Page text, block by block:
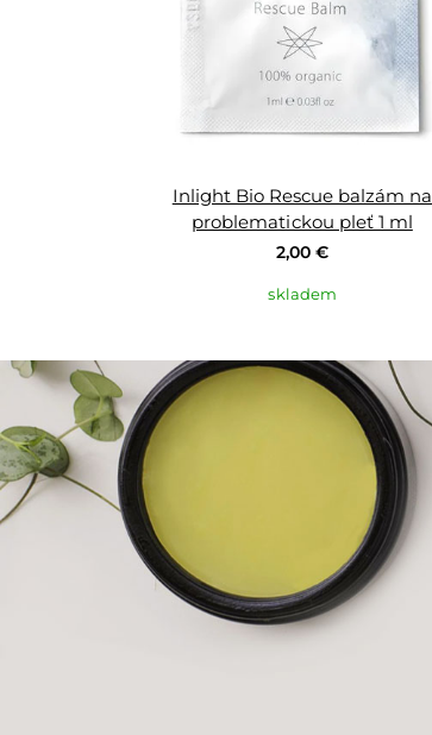
Inlight Bio Rescue balzám na
problematickou pleť 1 ml
2,00 €
skladem